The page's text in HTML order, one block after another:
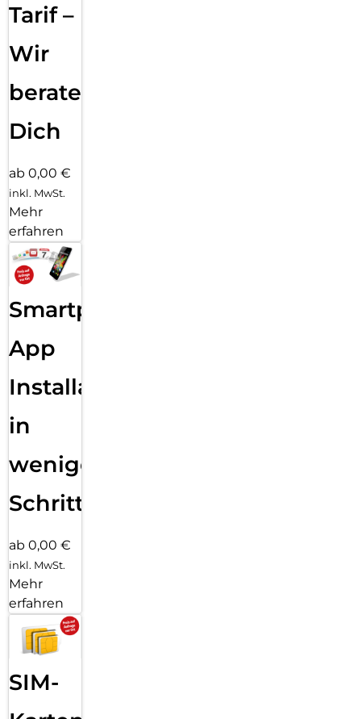
Tarif –
Wir
beraten
Dich
ab 0,00 €
inkl. MwSt.
Mehr
erfahren
Smartphone
App
Installation
in
wenigen
Schritten
ab 0,00 €
inkl. MwSt.
Mehr
erfahren
SIM-